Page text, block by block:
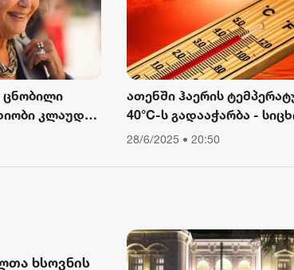
ცნობილი
კლაუდია
ათენში ჰაერის
40°C-ს გადააჭარბა -
გამო ღია ცის ქვეშ მუშაობა
28/6/2025 • 20:50
ხსოვნის